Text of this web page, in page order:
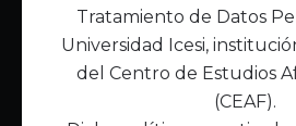
Tratamiento de Datos
Universidad Icesi,
del Centro de Estudios
(CEAF).